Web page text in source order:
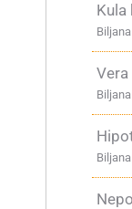
Kula